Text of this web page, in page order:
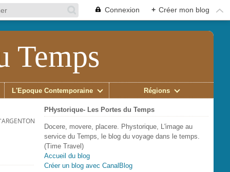
Connexion + Créer mon blog
Temps
L'Époque Contemporaine Régions
PHystorique- Les Portes du Temps
Docere, movere, placere. Phystorique, L'image au
service du Temps, le blog du voyage dans le temps.
(Time Travel)
Accueil du blog
Créer un blog avec CanalBlog